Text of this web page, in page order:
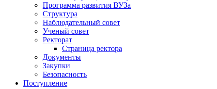
Программа развития ВУЗа
Структура
Наблюдательный совет
Ученый совет
Ректорат
Страница ректора
Документы
Закупки
Безопасность
Поступление